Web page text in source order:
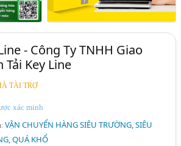
- Công Ty TNHH Giao
Tải Key Line
TÀI TRỢ
xác minh
VẬN CHUYỂN HÀNG SIÊU TRƯỜNG, SIÊU
QUÁ KHỔ